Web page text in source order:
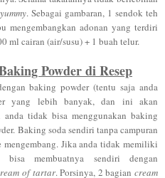
yummy. Sebagai gambaran, 1 sendok teh
mengembangkan adonan yang terdiri
ml cairan (air/susu) + 1 buah telur.
Powder di Resep
baking powder (tentu saja anda
yang lebih banyak, dan ini akan
anda tidak bisa menggunakan baking
Baking soda sendiri tanpa campuran
mengembang. Jika anda tidak memiliki
membuatnya sendiri dengan
of tartar. Porsinya, 2 bagiancream